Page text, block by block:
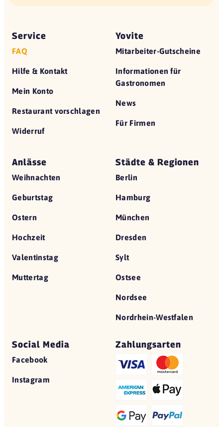
Service
FAQ
Hilfe & Kontakt
Mein Konto
Restaurant vorschlagen
Widerruf
Yovite
Mitarbeiter-Gutscheine
Informationen für
Gastronomen
News
Für Firmen
Anlässe
Weihnachten
Geburtstag
Ostern
Hochzeit
Valentinstag
Muttertag
Städte & Regionen
Berlin
Hamburg
München
Dresden
Sylt
Ostsee
Nordsee
Nordrhein-Westfalen
Social Media
Facebook
Instagram
Zahlungsarten